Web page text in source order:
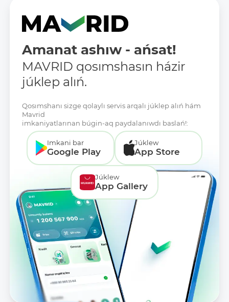
Amanat ashıw - ańsat!
MAVRID qosımshasın házir
júklep alıń.
Qosımshanı sizge qolaylı servis arqalı júklep alıń hám
Mavrid
imkaniyatlarınan búgin-aq paydalanıwdı baslań!:
Imkani bar
Google Play
Júklew
App Store
Júklew
App Gallery